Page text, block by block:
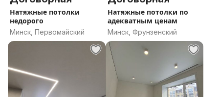
Натяжные потолки
недорого
Минск, Первомайский
Натяжные потолки по
адекватным ценам
Минск, Фрунзенский